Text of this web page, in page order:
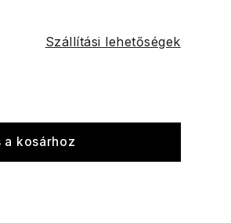
Szállítási lehetőségek
a kosárhoz